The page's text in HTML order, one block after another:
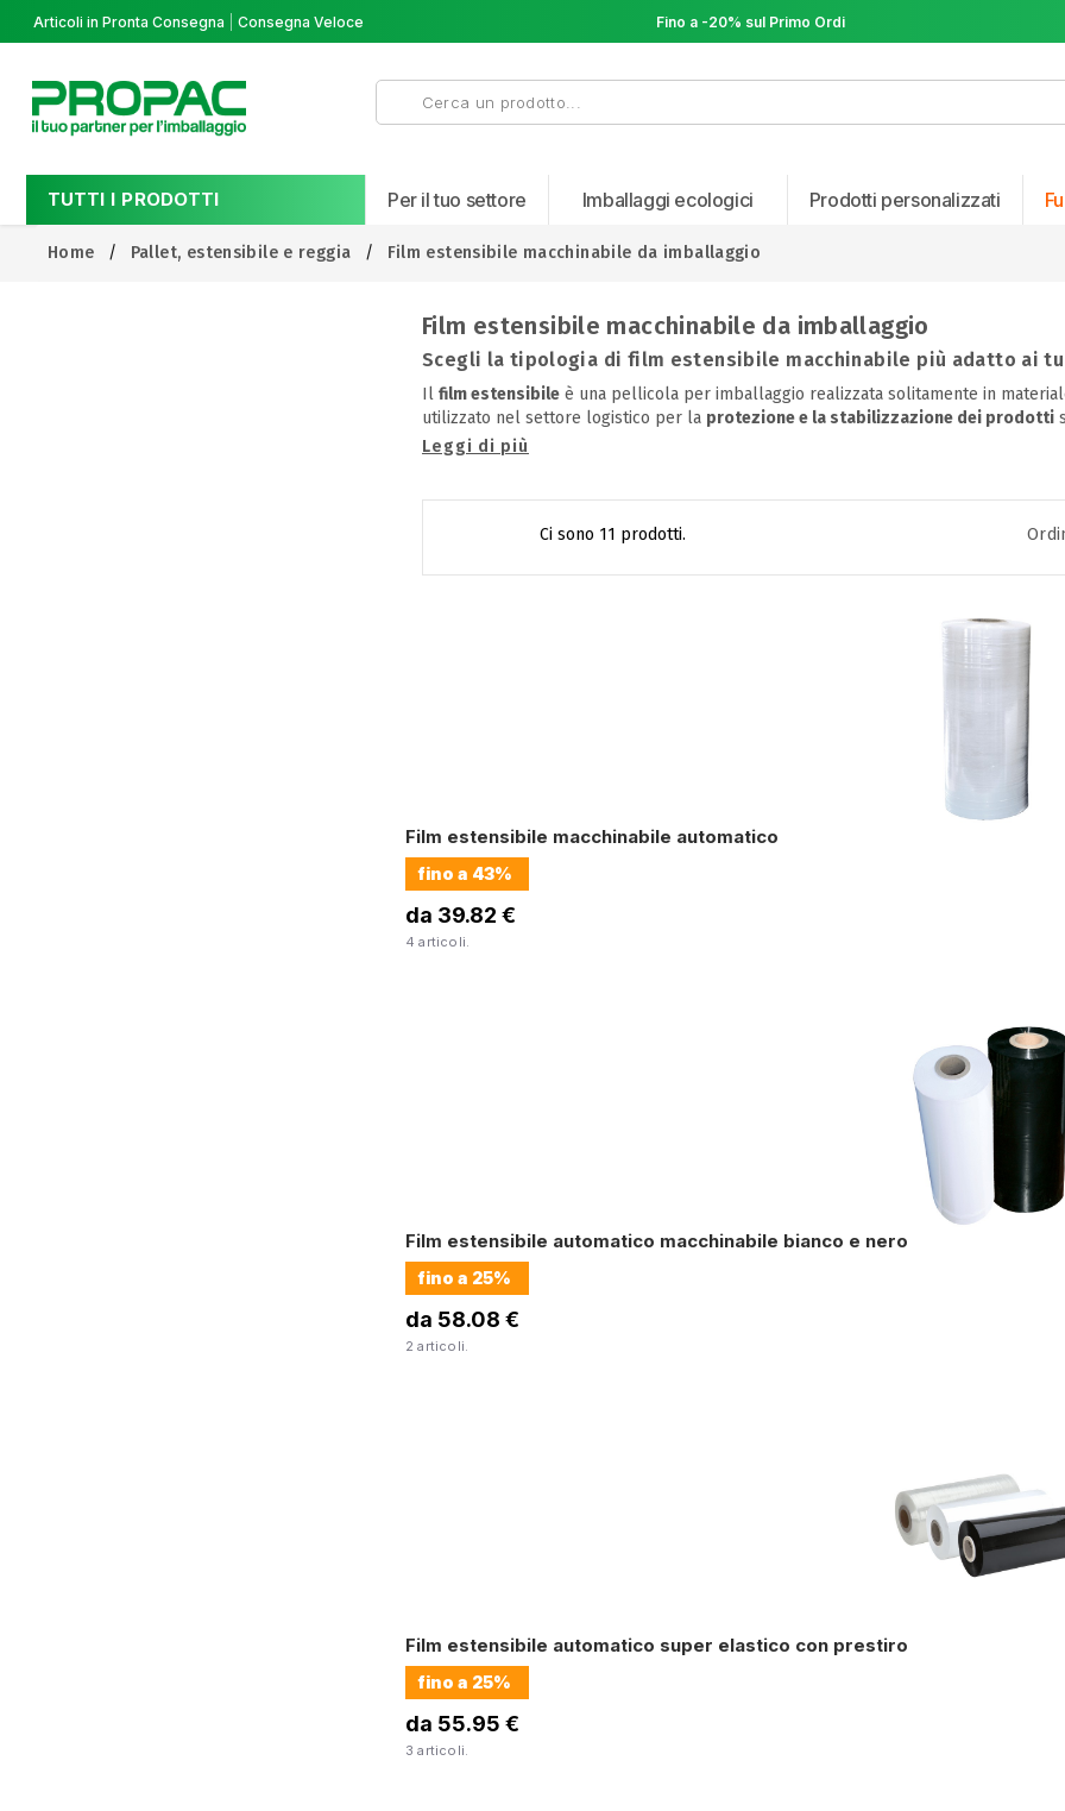
Articoli in Pronta Consegna Consegna Veloce Fino a -20% sul Primo Ordine
TUTTI I PRODOTTI Per il tuo settore Imballaggi ecologici Prodotti personalizzati
Home Pallet, estensibile e reggia Film estensibile macchinabile da imballaggio
Film estensibile macchinabile da imballaggio
Scegli la tipologia di film estensibile macchinabile più adatto ai
Il film estensibile è una pellicola per imballaggio realizzata solitamente in
utilizzato nel settore logistico per la protezione e la stabilizzazione dei prodotti
Leggi di più
Ci sono 11 prodotti.
Film estensibile macchinabile automatico
fino a 43%
da 39.82 €
4 articoli.
Film estensibile automatico macchinabile bianco e nero
fino a 25%
da 58.08 €
2 articoli.
Film estensibile automatico super elastico con prestiro
fino a 25%
da 55.95 €
3 articoli.